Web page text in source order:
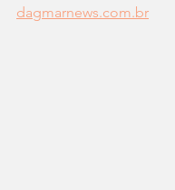
dagmarnews.com.br